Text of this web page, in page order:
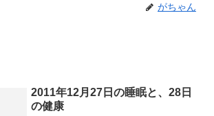
がちゃん
2011年12月27日の睡眠と、28日
の健康